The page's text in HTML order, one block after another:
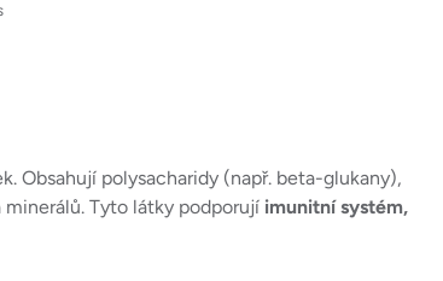
Obsahují polysacharidy (např. beta-glukany),
Tyto látky podporují imunitní systém,